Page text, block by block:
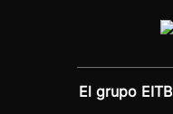
El grupo EITB